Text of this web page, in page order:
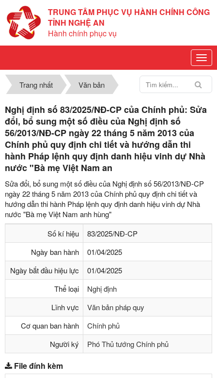
TRUNG TÂM PHỤC VỤ HÀNH CHÍNH CÔNG
TỈNH NGHỆ AN
Hành chính phục vụ
Trang nhất Văn bản
Nghị định số 83/2025/NĐ-CP của Chính phủ: Sửa
đổi, bổ sung một số điều của Nghị định số
56/2013/NĐ-CP ngày 22 tháng 5 năm 2013 của
Chính phủ quy định chi tiết và hướng dẫn thi
hành Pháp lệnh quy định danh hiệu vinh dự Nhà
nước "Bà mẹ Việt Nam an
Sửa đổi, bổ sung một số điều của Nghị định số 56/2013/NĐ-CP
ngày 22 tháng 5 năm 2013 của Chính phủ quy định chi tiết và
hướng dẫn thi hành Pháp lệnh quy định danh hiệu vinh dự Nhà
nước "Bà mẹ Việt Nam anh hùng"
Số kí hiệu
83/2025/NĐ-CP
Ngày ban hành
01/04/2025
Ngày bắt đầu hiệu lực
01/04/2025
Thể loại
Nghị định
Lĩnh vực
Văn bản pháp quy
Cơ quan ban hành
Chính phủ
Người ký
Phó Thủ tướng Chính phủ
File đính kèm